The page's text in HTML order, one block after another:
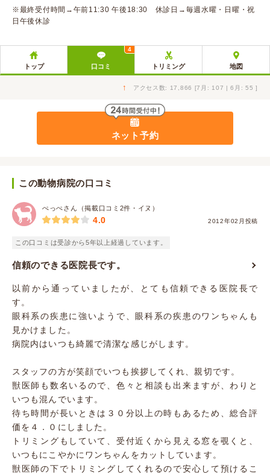
※最終受付時間→午前11:30 午後18:30 休診日→毎週水曜・日曜・祝
日午後休診
トップ 口コミ
4
トリミング 地図
↑ アクセス数: 17,866 [7月: 107 | 6月: 55 ]
ネット予約
この動物病院の口コミ
ぺっぺさん（掲載口コミ2件・イヌ）
2012年02月投稿
4.0
この口コミは受診から5年以上経過しています。
信頼のできる医院長です。
以前から通っていましたが、とても信頼できる医院長で
す。
眼科系の疾患に強いようで、眼科系の疾患のワンちゃんも
見かけました。
病院内はいつも綺麗で清潔な感じがします。
スタッフの方が笑顔でいつも挨拶してくれ、親切です。
獣医師も数名いるので、色々と相談も出来ますが、わりと
いつも混んでいます。
待ち時間が長いときは３０分以上の時もあるため、総合評
価を４．０にしました。
トリミングもしていて、受付近くから見える窓を覗くと、
いつもにこやかにワンちゃんをカットしています。
獣医師の下でトリミングしてくれるので安心して預けるこ